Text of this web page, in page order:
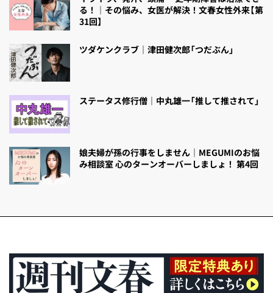
る！｜その悩み、女医が解決！文春女性外来【第
31回】
ツダケンクラブ｜津田健次郎「つだぶん」
ステータス修行僧｜中丸雄一「推して推されて」
娘夫婦が孫の行事をしません｜MEGUMIのお悩
み相談室 心のターンオーバーしましょ！ 第4回